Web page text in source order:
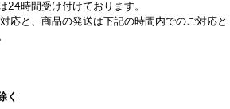
24時間受け付けております。
応と、商品の発送は下記の時間内でのご対応と
く